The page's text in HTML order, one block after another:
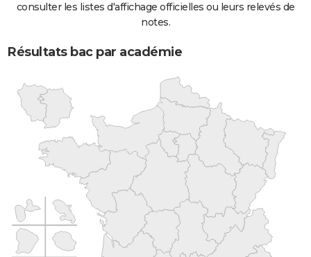
consulter les listes d'affichage officielles ou leurs relevés de
notes.
Résultats bac par académie